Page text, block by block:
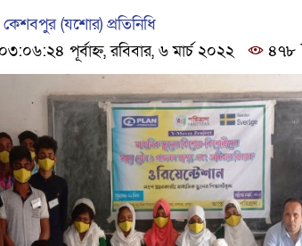
(যশোর) প্রতিনিধি
পূর্বাহ্ন, রবিবার, ৬ মার্চ ২০২২
৪৭৮